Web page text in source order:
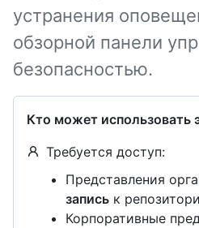
устранения
обзорной панели
безопасностью.
Кто может использовать
Требуется доступ:
Представления
запись к
Корпоративные